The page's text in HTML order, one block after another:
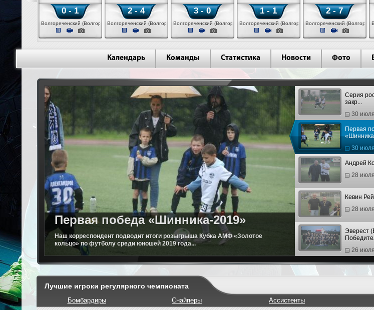
(Волгореченск)
0 - 1
Волгореченский (Волгореченск)
2 - 4
Волгореченский (Волгореченск)
3 - 0
Волгореченский (Волгореченск)
1 - 1
Волгореченский (Волгореченск)
2 - 7
Волгореченский
Календарь Команды Статистика Новости Фото
Первая победа «Шинника-2019»
Наш корреспондент подводит итоги розыгрыша Кубка АМФ «Золотое
кольцо» по футболу среди юношей 2019 года...
Серия
закр...
30
Первая
30
Андрей
28
Кевин
28
Эверест
26
Шинник
Победите...
Третий
триумф...
Лучшие игроки регулярного чемпионата
Бомбардиры Снайперы Ассистенты